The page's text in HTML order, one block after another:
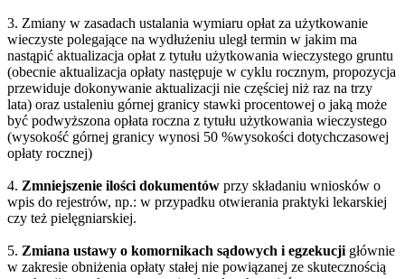
3. Zmiany w zasadach ustalania wymiaru opłat za użytkowanie
wieczyste polegające na wydłużeniu uległ termin w jakim ma
nastąpić aktualizacja opłat z tytułu użytkowania wieczystego gruntu
(obecnie aktualizacja opłaty następuje w cyklu rocznym, propozycja
przewiduje dokonywanie aktualizacji nie częściej niż raz na trzy
lata) oraz ustaleniu górnej granicy stawki procentowej o jaką może
być podwyższona opłata roczna z tytułu użytkowania wieczystego
(wysokość górnej granicy wynosi 50 %wysokości dotychczasowej
opłaty rocznej)
4. Zmniejszenie ilości dokumentów przy składaniu wniosków o
wpis do rejestrów, np.: w przypadku otwierania praktyki lekarskiej
czy też pielęgniarskiej.
5. Zmiana ustawy o komornikach sądowych i egzekucji głównie
w zakresie obniżenia opłaty stałej nie powiązanej ze skutecznością